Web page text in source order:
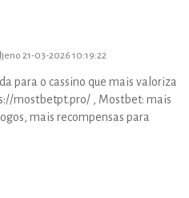
21-03-2026 10:19:22
para o cassino que mais valoriza
mostbetpt.pro/ , Mostbet: mais
mais recompensas para